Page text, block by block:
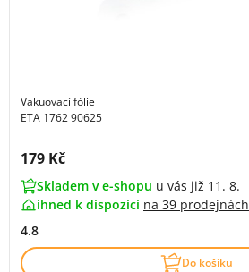
Vakuovací fólie
ETA 1762 90625
Cena s DPH:
179 Kč
Skladem v e-shopu u vás již 11. 8.
ihned k dispozici na 39 prodejnách
4.8
Do košíku